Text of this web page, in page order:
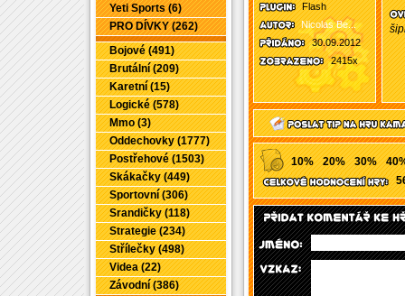
Yeti Sports (6)
PRO DÍVKY (262)
Bojové (491)
Brutální (209)
Karetní (15)
Logické (578)
Mmo (3)
Oddechovky (1777)
Postřehové (1503)
Skákačky (449)
Sportovní (306)
Srandičky (118)
Strategie (234)
Střílečky (498)
Videa (22)
Závodní (386)
Flash
Nicolas Be...
30.09.2012
2415x
10% 20% 30%